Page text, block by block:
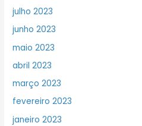
julho 2023
junho 2023
maio 2023
abril 2023
março 2023
fevereiro 2023
janeiro 2023